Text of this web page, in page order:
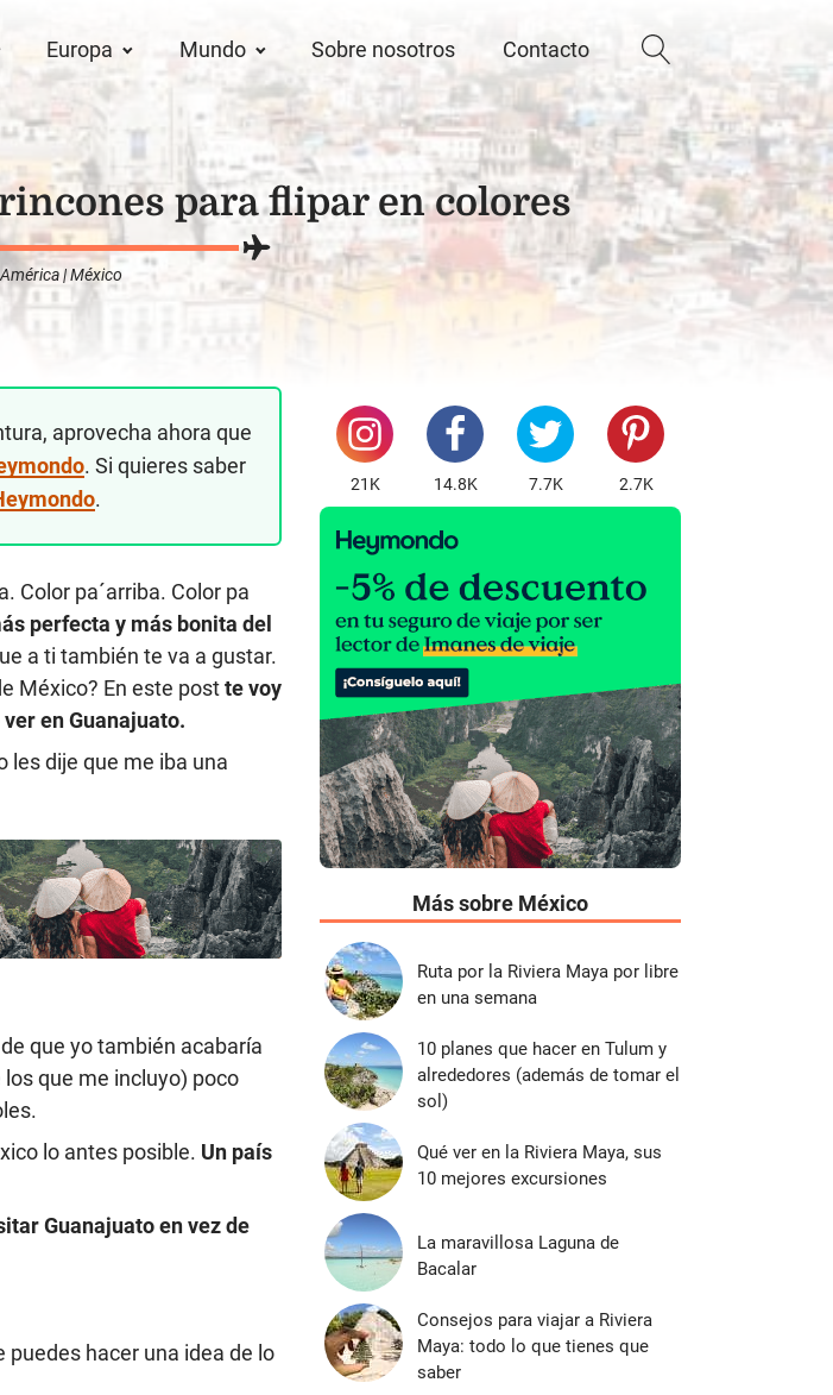
Europa Mundo Sobre nosotros Contacto
para flipar en colores
América|México
aprovecha ahora que
. Si quieres saber
.
Color pa´arriba. Color pa
perfecta y más bonita del
a ti también te va a gustar.
México? En este postte voy
en Guanajuato.
les dije que me iba una
que yo también acabaría
que me incluyo) poco
lo antes posible. Un país
Guanajuato en vez de
puedes hacer una idea de lo
21K 14.8K 7.7K 2.7K
Más sobre México
Ruta por la Riviera Maya por libre
en una semana
10 planes que hacer en Tulum y
alrededores (además de tomar el
sol)
Qué ver en la Riviera Maya, sus
10 mejores excursiones
La maravillosa Laguna de
Bacalar
Consejos para viajar a Riviera
Maya: todo lo que tienes que
saber